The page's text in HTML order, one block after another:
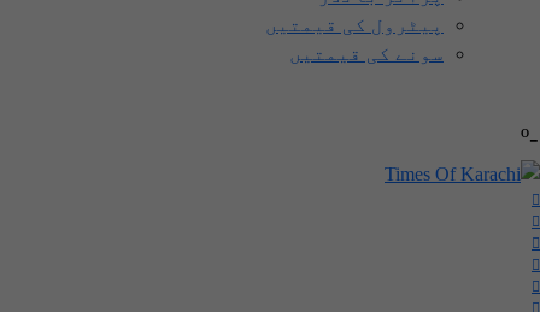
پیٹرول کی قیمتیں
سونے کی قیمتیں
-º